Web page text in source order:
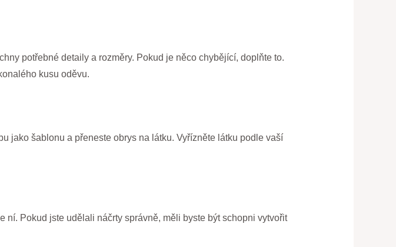
potřebné detaily a rozměry. Pokud je něco chybějící, doplňte to.
kusu oděvu.
jako šablonu a přeneste obrys na látku. Vyřízněte látku podle vaší
Pokud jste udělali náčrty správně, měli byste být schopni vytvořit